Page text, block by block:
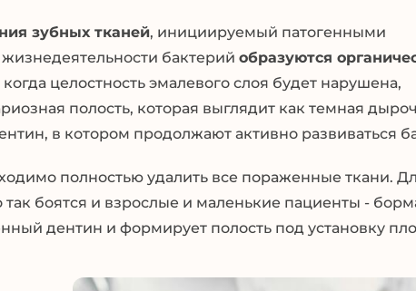
зубных тканей, инициируемый патогенными
бактерийобразуются
целостность эмалевого слоя будет нарушена,
полость, которая выглядит как темная
в котором продолжают активно развиваться
полностью удалить все пораженные ткани.
так боятся и взрослые и маленькие пациенты -
дентин и формирует полость под установку